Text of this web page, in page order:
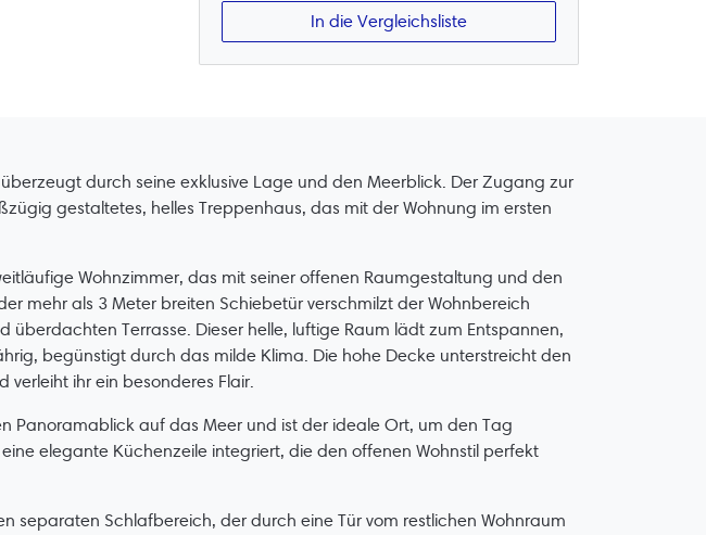
In die Vergleichsliste
durch seine exklusive Lage und den Meerblick. Der Zugang zur
gestaltetes, helles Treppenhaus, das mit der Wohnung im ersten
Wohnzimmer, das mit seiner offenen Raumgestaltung und den
mehr als 3 Meter breiten Schiebetür verschmilzt der Wohnbereich
überdachten Terrasse. Dieser helle, luftige Raum lädt zum Entspannen,
begünstigt durch das milde Klima. Die hohe Decke unterstreicht den
ihr ein besonderes Flair.
Panoramablick auf das Meer und ist der ideale Ort, um den Tag
elegante Küchenzeile integriert, die den offenen Wohnstil perfekt
separaten Schlafbereich, der durch eine Tür vom restlichen Wohnraum